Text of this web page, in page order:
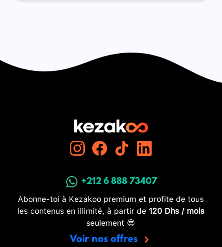
+212 6 888 73407
Abonne-toi à Kezakoo premium et profite de tous
les contenus en illimité, à partir de 120 Dhs / mois
seulement 😎
Voir nos offres